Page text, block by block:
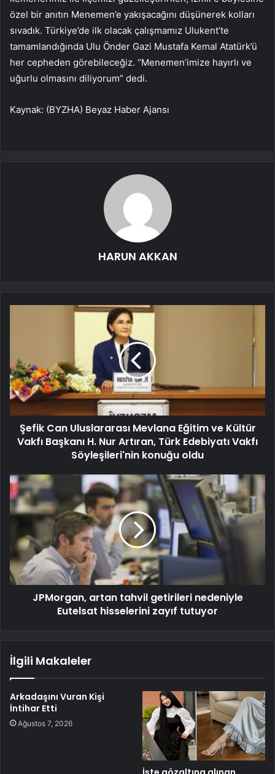
özel bir anıtın Menemen’e yakışacağını düşünerek kolları
sıvadık. Türkiye’de ilk olacak çalışmamız Ulukent’te
tamamlandığında Ulu Önder Gazi Mustafa Kemal Atatürk’ü
her cepheden görebileceğiz. “Menemen’imize hayırlı ve
uğurlu olmasını diliyorum” dedi.
Kaynak: (BYZHA) Beyaz Haber Ajansı
HARUN AKKAN
Şefik Can Uluslararası Mevlana Eğitim ve Kültür
Vakfı Başkanı H. Nur Artıran, Türk Edebiyatı Vakfı
Söyleşileri'nin konuğu oldu
JPMorgan, artan tahvil getirileri nedeniyle
Eutelsat hisselerini zayıf tutuyor
İlgili Makaleler
Arkadaşını Vuran Kişi
İntihar Etti
Ağustos 7, 2026